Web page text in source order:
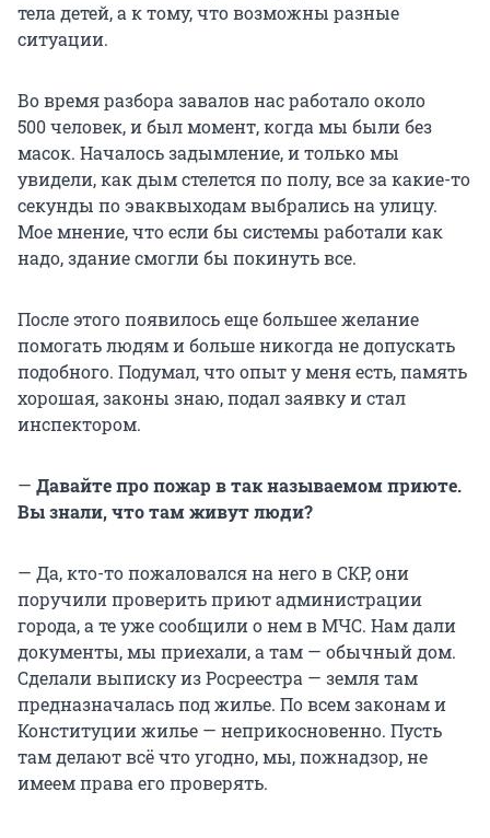
тела детей, а к тому, что возможны разные
ситуации.
Во время разбора завалов нас работало около
500 человек,и был момент, когда мы были без
масок. Началось задымление, и только мы
увидели, как дым стелется по полу, все за какие-то
секунды по эваквыходам выбрались на улицу.
Мое мнение, что если бы системы работали как
надо, здание смогли бы покинуть все.
После этого появилось еще большее желание
помогать людям и больше никогда не допускать
подобного. Подумал, что опыт у меня есть, память
хорошая, законы знаю, подал заявку и стал
инспектором.
— Давайте про пожар в так называемом приюте.
Вы знали, что там живут люди?
— Да, кто-то пожаловался на него в СКР, они
поручили проверить приют администрации
города, а те уже сообщили о нем в МЧС. Нам дали
документы, мы приехали, а там — обычный дом.
Сделали выписку из Росреестра — земля там
предназначалась под жилье. По всем законам и
Конституции жилье — неприкосновенно. Пусть
там делают всё что угодно, мы, пожнадзор, не
имеем права его проверять.